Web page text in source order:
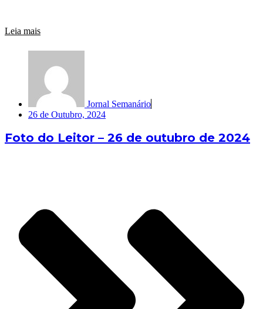
Leia mais
Jornal Semanário
26 de Outubro, 2024
Foto do Leitor – 26 de outubro de 2024